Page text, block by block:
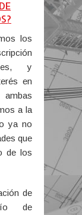
los
y
en
a la
ya no
que
de los
de
de